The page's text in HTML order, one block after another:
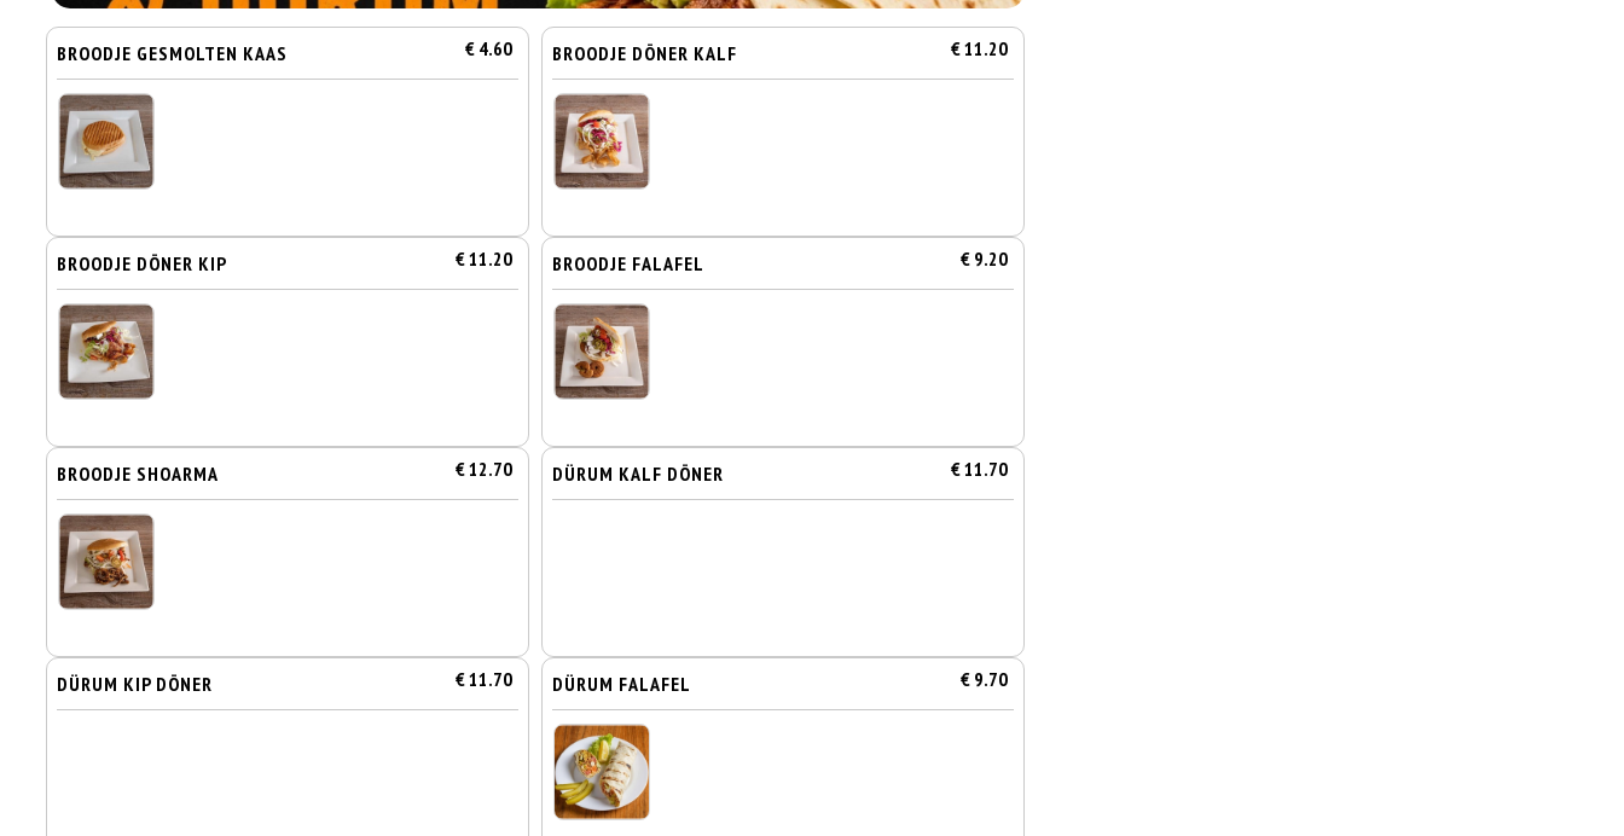
BROODJE GESMOLTEN KAAS € 4.60 BROODJE DÖNER KALF € 11.20
BROODJE DÖNER KIP € 11.20 BROODJE FALAFEL € 9.20
BROODJE SHOARMA € 12.70 DÜRUM KALF DÖNER € 11.70
DÜRUM KIP DÖNER € 11.70 DÜRUM FALAFEL € 9.70